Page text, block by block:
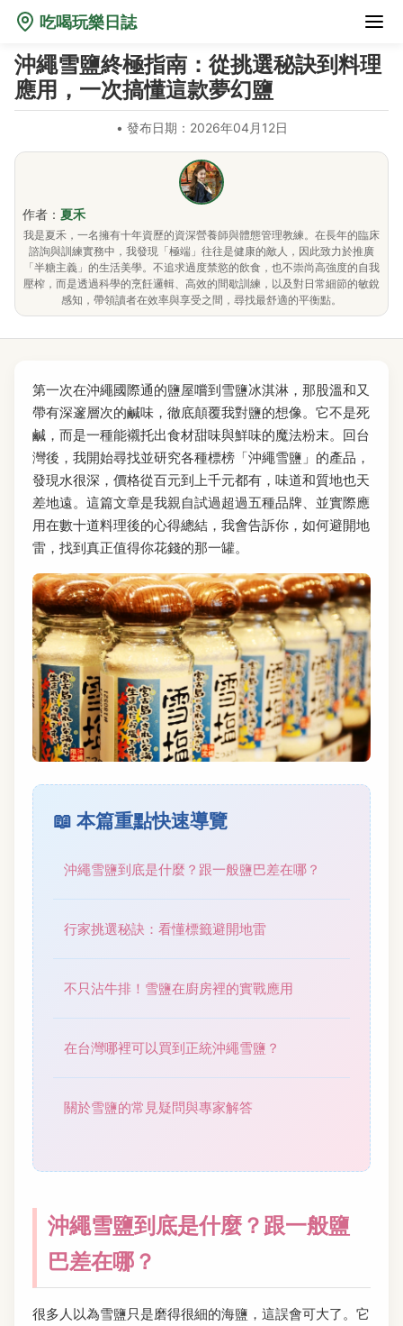
吃喝玩樂日誌
沖繩雪鹽終極指南：從挑選秘訣到料理
應用，一次搞懂這款夢幻鹽
• 發布日期：2026年04月12日
作者： 夏禾
我是夏禾，一名擁有十年資歷的資深營養師與體態管理教練。在長年的臨床
諮詢與訓練實務中，我發現「極端」往往是健康的敵人，因此致力於推廣
「半糖主義」的生活美學。不追求過度禁慾的飲食，也不崇尚高強度的自我
壓榨，而是透過科學的烹飪邏輯、高效的間歇訓練，以及對日常細節的敏銳
感知，帶領讀者在效率與享受之間，尋找最舒適的平衡點。
第一次在沖繩國際通的鹽屋嚐到雪鹽冰淇淋，那股溫和又
帶有深邃層次的鹹味，徹底顛覆我對鹽的想像。它不是死
鹹，而是一種能襯托出食材甜味與鮮味的魔法粉末。回台
灣後，我開始尋找並研究各種標榜「沖繩雪鹽」的產品，
發現水很深，價格從百元到上千元都有，味道和質地也天
差地遠。這篇文章是我親自試過超過五種品牌、並實際應
用在數十道料理後的心得總結，我會告訴你，如何避開地
雷，找到真正值得你花錢的那一罐。
📖 本篇重點快速導覽
沖繩雪鹽到底是什麼？跟一般鹽巴差在哪？
行家挑選秘訣：看懂標籤避開地雷
不只沾牛排！雪鹽在廚房裡的實戰應用
在台灣哪裡可以買到正統沖繩雪鹽？
關於雪鹽的常見疑問與專家解答
沖繩雪鹽到底是什麼？跟一般鹽
巴差在哪？
很多人以為雪鹽只是磨得很細的海鹽，這誤會可大了。它